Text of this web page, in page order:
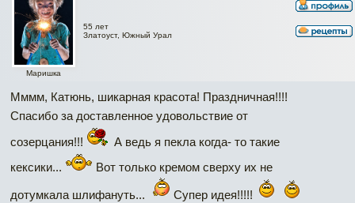
Маришка
55 лет
Златоуст, Южный Урал
Мммм, Катюнь, шикарная красота! Праздничная!!!!
Спасибо за доставленное удовольствие от
созерцания!!!
А ведь я пекла когда- то такие
кексики...
Вот только кремом сверху их не
дотумкала шлифануть... Супер идея!!!!!